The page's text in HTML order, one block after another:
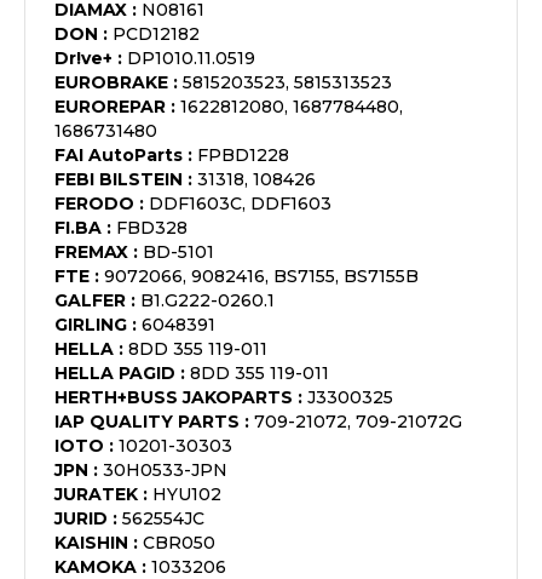
DIAMAX : N08161
DON : PCD12182
Dr!ve+ : DP1010.11.0519
EUROBRAKE : 5815203523, 5815313523
EUROREPAR : 1622812080, 1687784480,
1686731480
FAI AutoParts : FPBD1228
FEBI BILSTEIN : 31318, 108426
FERODO : DDF1603C, DDF1603
FI.BA : FBD328
FREMAX : BD-5101
FTE : 9072066, 9082416, BS7155, BS7155B
GALFER : B1.G222-0260.1
GIRLING : 6048391
HELLA : 8DD 355 119-011
HELLA PAGID : 8DD 355 119-011
HERTH+BUSS JAKOPARTS : J3300325
IAP QUALITY PARTS : 709-21072, 709-21072G
IOTO : 10201-30303
JPN : 30H0533-JPN
JURATEK : HYU102
JURID : 562554JC
KAISHIN : CBR050
KAMOKA : 1033206